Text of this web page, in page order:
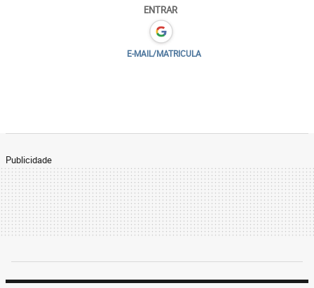
ENTRAR
E-MAIL/MATRICULA
Publicidade